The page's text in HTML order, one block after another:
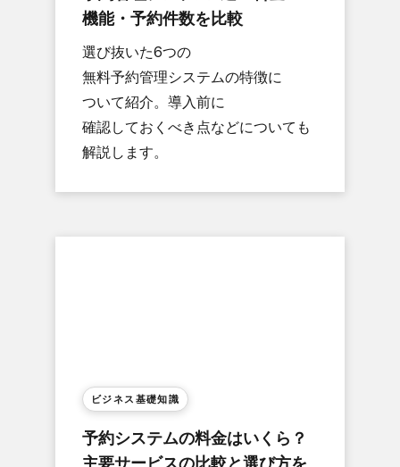
機能・予約件数を​比較
選び抜いた​6つの​
無料予約管理システムの​特徴に​
ついて​紹介。​導入前に​
確認しておくべき点などに​ついても​
解説します。
ビジネス基礎知識
予約システムの​料金は​いくら？​
主要サービスの​比較と​選び方を​